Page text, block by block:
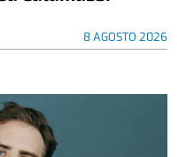
8 AGOSTO 2026